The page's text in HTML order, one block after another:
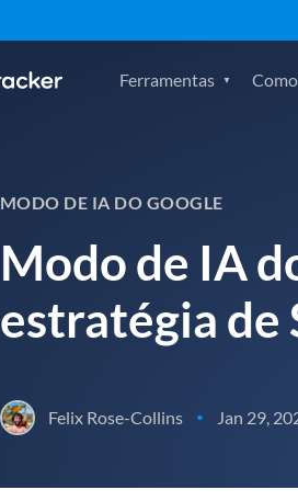
Ferramentas
MODO DE IA DO GOOGLE
Modo de IA
estratégia de
Felix Rose-Collins • Jan 29,